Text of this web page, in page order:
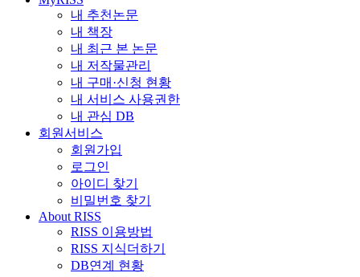
내 추천논문
내 책장
내 최근 본 논문
내 저작물관리
내 구매·신청 현황
내 서비스 사용권한
내 관심 DB
회원서비스
회원가입
로그인
아이디 찾기
비밀번호 찾기
About RISS
RISS 이용방법
RISS 지식더하기
DB연계 현황